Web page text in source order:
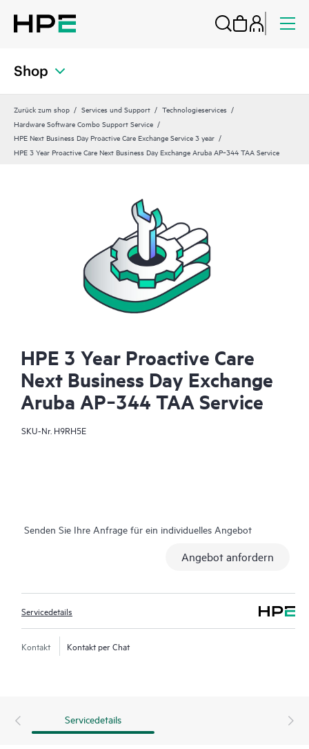
Shop
Zurück zum shop Services und Support
Technologieservices
Hardware Software Combo Support Service
HPE Next Business Day Proactive Care Exchange Service 3 year
HPE 3 Year Proactive Care Next Business Day Exchange Aruba AP‑344 TAA Service
HPE 3 Year Proactive Care
Next Business Day Exchange
Aruba AP‑344 TAA Service
SKU-Nr. H9RH5E
Senden Sie Ihre Anfrage für ein individuelles Angebot
Angebot anfordern
Servicedetails
Kontakt Kontakt per Chat
Servicedetails